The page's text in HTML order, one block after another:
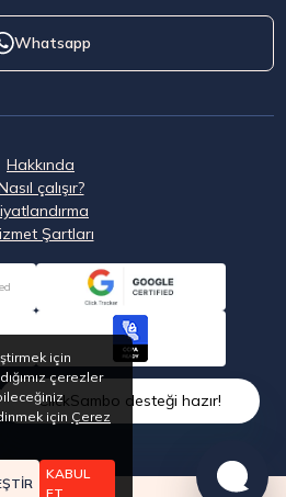
Whatsapp
Hakkında
çalışır?
Şartları
ClickSambo desteği hazır!
için
çerezler
için Çerez
KABUL
ET